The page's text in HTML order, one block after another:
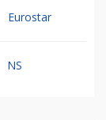
Eurostar
NS